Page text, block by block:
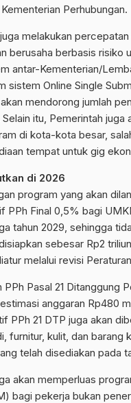
Perhubungan.
melakukan
berusaha berbasis risiko
antar-Kementerian/
sistem Online Single
mendorong jumlah
itu, Pemerintah
di kota-kota besar,
tempat untuk gig
di 2026
program yang akan
PPh Final 0,5% bagi
tahun 2029, sehingga
sebesar Rp2
melalui revisi
PPh Pasal 21
anggaran Rp480
PPh 21 DTP juga akan
furnitur, kulit, dan barang
telah disediakan pada
akan memperluas
bagi pekerja bukan